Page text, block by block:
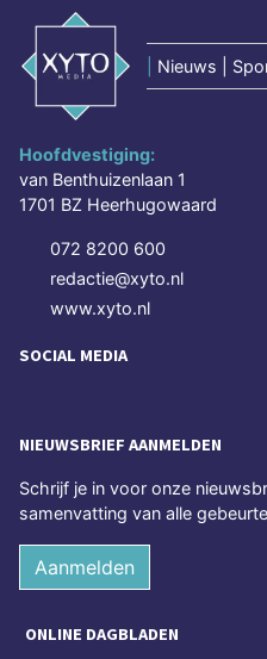
Nieuws |
Hoofdvestiging:
van Benthuizenlaan 1
1701 BZ Heerhugowaard
072 8200 600
redactie@xyto.nl
www.xyto.nl
SOCIAL MEDIA
NIEUWSBRIEF AANMELDEN
Schrijf je in voor onze
samenvatting van alle
Aanmelden
ONLINE DAGBLADEN